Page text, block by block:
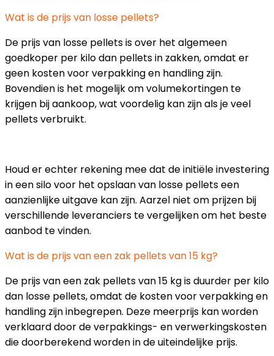
Wat is de prijs van losse pellets?
De prijs van losse pellets is over het algemeen
goedkoper per kilo dan pellets in zakken, omdat er
geen kosten voor verpakking en handling zijn.
Bovendien is het mogelijk om volumekortingen te
krijgen bij aankoop, wat voordelig kan zijn als je veel
pellets verbruikt.
Houd er echter rekening mee dat de initiële investering
in een silo voor het opslaan van losse pellets een
aanzienlijke uitgave kan zijn. Aarzel niet om prijzen bij
verschillende leveranciers te vergelijken om het beste
aanbod te vinden.
Wat is de prijs van een zak pellets van 15 kg?
De prijs van een zak pellets van 15 kg is duurder per kilo
dan losse pellets, omdat de kosten voor verpakking en
handling zijn inbegrepen. Deze meerprijs kan worden
verklaard door de verpakkings- en verwerkingskosten
die doorberekend worden in de uiteindelijke prijs.